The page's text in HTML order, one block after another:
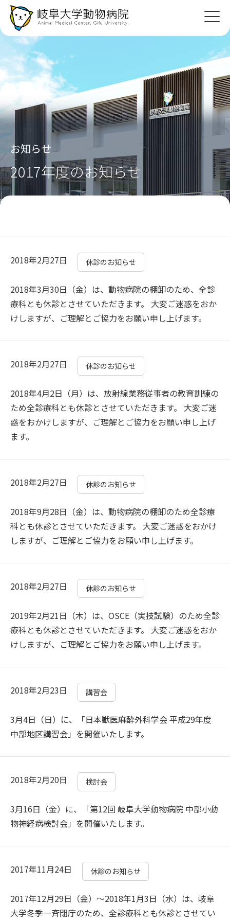
飼い主さんへ
教育・研究
病院紹介
採用情報
お問い合わせ
関連リンク
このサイトについて
サイトマップ
岐阜大学応用生物科学部
お知らせ
2017年度のお知らせ
2018年2月27日 休診のお知らせ
2018年3月30日（金）は、動物病院の棚卸のため、全診
療科とも休診とさせていただきます。 大変ご迷惑をおか
けしますが、ご理解とご協力をお願い申し上げます。
2018年2月27日 休診のお知らせ
2018年4月2日（月）は、放射線業務従事者の教育訓練の
ため全診療科とも休診とさせていただきます。 大変ご迷
惑をおかけしますが、ご理解とご協力をお願い申し上げ
ます。
2018年2月27日 休診のお知らせ
2018年9月28日（金）は、動物病院の棚卸のため全診療
科とも休診とさせていただきます。 大変ご迷惑をおかけ
しますが、ご理解とご協力をお願い申し上げます。
2018年2月27日 休診のお知らせ
2019年2月21日（木）は、OSCE（実技試験）のため全診
療科とも休診とさせていただきます。 大変ご迷惑をおか
けしますが、ご理解とご協力をお願い申し上げます。
2018年2月23日 講習会
3月4日（日）に、「日本獣医麻酔外科学会 平成29年度
中部地区講習会」を開催いたします。
2018年2月20日 検討会
3月16日（金）に、「第12回 岐阜大学動物病院 中部小動
物神経病検討会」を開催いたします。
2017年11月24日 休診のお知らせ
2017年12月29日（金）～2018年1月3日（水）は、岐阜
大学冬季一斉閉庁のため、全診療科とも休診とさせてい